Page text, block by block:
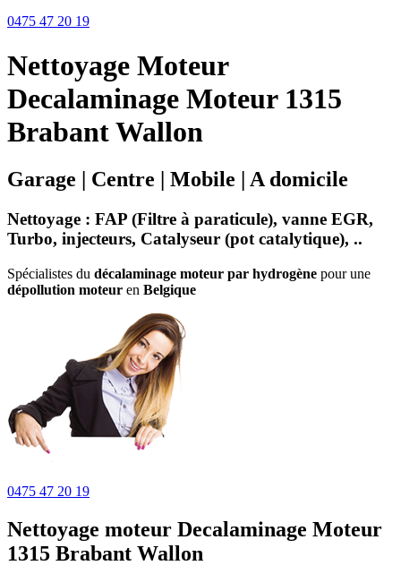
0475 47 20 19
Nettoyage Moteur
Decalaminage Moteur 1315
Brabant Wallon
Garage | Centre | Mobile | A domicile
Nettoyage : FAP (Filtre à paraticule), vanne EGR,
Turbo, injecteurs, Catalyseur (pot catalytique), ..
Spécialistes du décalaminage moteur par hydrogène pour une
dépollution moteur en Belgique
0475 47 20 19
Nettoyage moteur Decalaminage Moteur
1315 Brabant Wallon